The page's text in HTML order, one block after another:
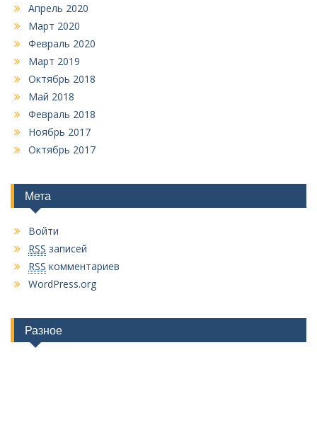
Апрель 2020
Март 2020
Февраль 2020
Март 2019
Октябрь 2018
Май 2018
Февраль 2018
Ноябрь 2017
Октябрь 2017
Мета
Войти
RSS записей
RSS комментариев
WordPress.org
Разное